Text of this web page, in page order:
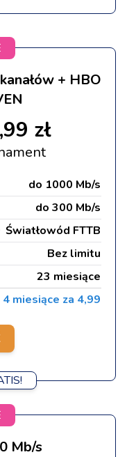
+ HBO
zł
do 1000 Mb/s
do 300 Mb/s
Światłowód FTTB
Bez limitu
23 miesiące
4 miesiące za 4,99
Mb/s